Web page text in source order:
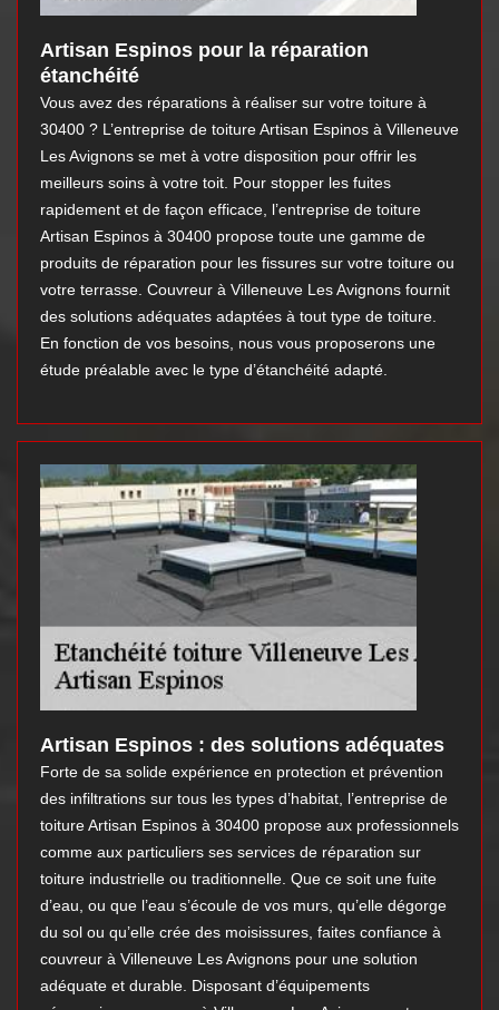
Artisan Espinos pour la réparation
étanchéité
Vous avez des réparations à réaliser sur votre toiture à
30400 ? L’entreprise de toiture Artisan Espinos à Villeneuve
Les Avignons se met à votre disposition pour offrir les
meilleurs soins à votre toit. Pour stopper les fuites
rapidement et de façon efficace, l’entreprise de toiture
Artisan Espinos à 30400 propose toute une gamme de
produits de réparation pour les fissures sur votre toiture ou
votre terrasse. Couvreur à Villeneuve Les Avignons fournit
des solutions adéquates adaptées à tout type de toiture.
En fonction de vos besoins, nous vous proposerons une
étude préalable avec le type d’étanchéité adapté.
Artisan Espinos : des solutions adéquates
Forte de sa solide expérience en protection et prévention
des infiltrations sur tous les types d’habitat, l’entreprise de
toiture Artisan Espinos à 30400 propose aux professionnels
comme aux particuliers ses services de réparation sur
toiture industrielle ou traditionnelle. Que ce soit une fuite
d’eau, ou que l’eau s’écoule de vos murs, qu’elle dégorge
du sol ou qu’elle crée des moisissures, faites confiance à
couvreur à Villeneuve Les Avignons pour une solution
adéquate et durable. Disposant d’équipements